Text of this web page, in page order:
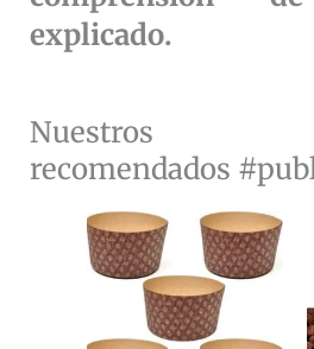
explicado.
Nuestros
recomendados